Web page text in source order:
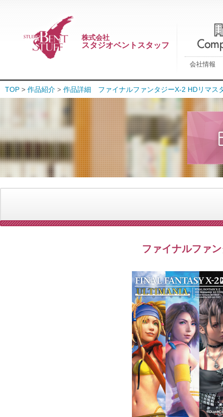
株式会社
スタジオベントスタッフ
会社情報
TOP > 作品紹介 > 作品詳細 ファイナルファンタジーX-2 HDリマス
ファイナルファ